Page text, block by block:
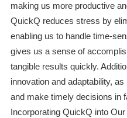
making us more productive
QuickQ reduces stress by
enabling us to handle time-
gives us a sense of
tangible results quickly.
innovation and adaptability,
and make timely decisions in
Incorporating QuickQ into